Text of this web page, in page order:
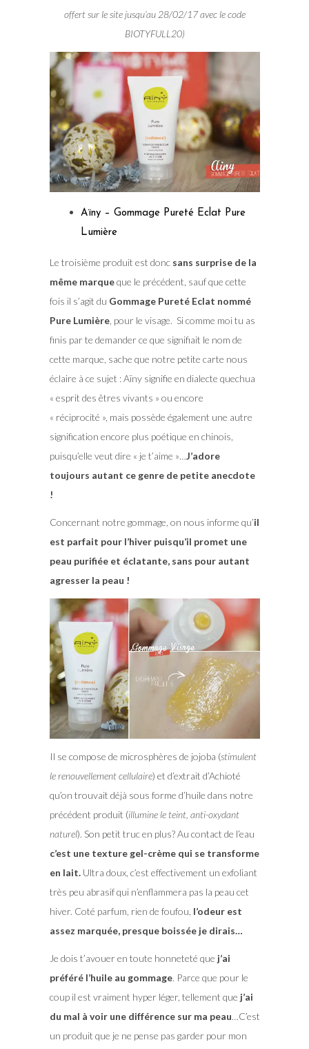
offert sur le site jusqu’au 28/02/17 avec le code
BIOTYFULL20)
Aïny – Gommage Pureté Eclat Pure
Lumière
Le troisième produit est doncsans surprise de la
même marqueque le précédent, sauf que cette
fois il s’agit du Gommage Pureté Eclat nommé
Pure Lumière, pour le visage. Si comme moi tu as
finis par te demander ce que signifiait le nom de
cette marque, sache que notre petite carte nous
éclaire à ce sujet : Aïny signifie en dialecte quechua
« esprit des êtres vivants » ou encore
« réciprocité », mais possède également une autre
signification encore plus poétique en chinois,
puisqu’elle veut dire « je t’aime »…J’adore
toujours autant ce genre de petite anecdote
!
Concernant notre gommage, on nous informe qu’il
est parfait pour l’hiver puisqu’il promet une
peau purifiée et éclatante, sans pour autant
agresser la peau !
Il se compose de microsphères de jojoba (stimulent
le renouvellement cellulaire) et d’extrait d’Achioté
qu’on trouvait déjà sous forme d’huile dans notre
précédent produit (illumine le teint, anti-oxydant
naturel). Son petit truc en plus? Au contact de l’eau
c’est une texture gel-crème qui se transforme
en lait.Ultra doux, c’est effectivement un exfoliant
très peu abrasif qui n’enflammera pas la peau cet
hiver. Coté parfum, rien de foufou, l’odeur est
assez marquée, presque boissée je dirais…
Je dois t’avouer en toute honneteté que j’ai
préféré l’huile au gommage. Parce que pour le
coup il est vraiment hyper léger, tellement que j’ai
du mal à voir une différence sur ma peau…C’est
un produit que je ne pense pas garder pour mon